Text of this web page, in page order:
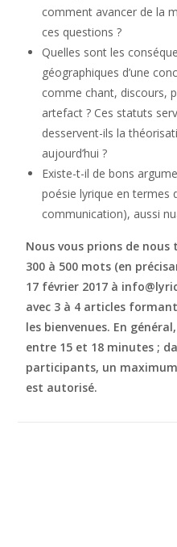
comment avancer de la
ces questions ?
Quelles sont les
géographiques d’une
comme chant, discours,
artefact ? Ces statuts
desservent-ils la
aujourd’hui ?
Existe-t-il de bons
poésie lyrique en termes
communication), aussi
Nous vous prions de
300 à 500 mots (en
17 février 2017 à
avec 3 à 4 articles
les bienvenues. En
entre 15 et 18 minutes ;
participants, un
est autorisé.